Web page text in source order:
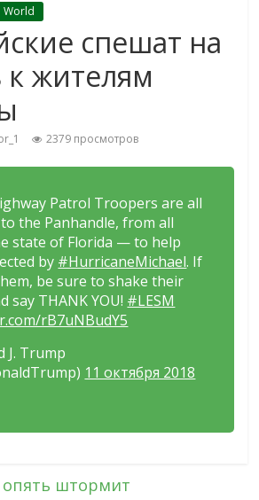
World
спешат на
жителям
2379 просмотров
Patrol Troopers are all
the Panhandle, from all
state of Florida — to help
by #HurricaneMichael. If
be sure to shake their
say THANK YOU! #LESM
rB7uNBudY5
J. Trump
11 октября 2018
штормит